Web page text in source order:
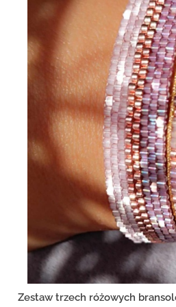
Zestaw trzech różowych